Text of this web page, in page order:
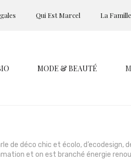
Qui Est Marcel La
MODE & BEAUTÉ
de déco chic et écolo, d’ecodesign,
et on est branché énergie